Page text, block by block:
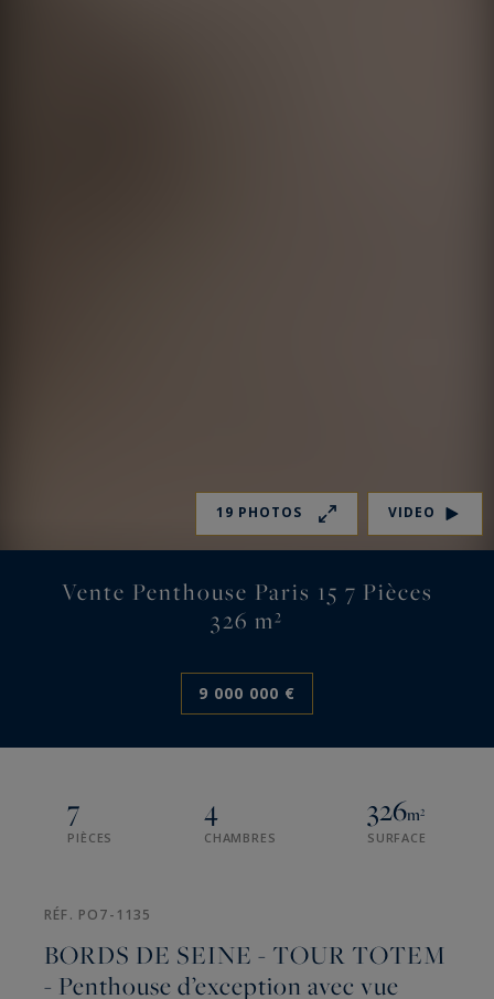
19 PHOTOS VIDEO
Vente Penthouse Paris 15 7 Pièces
326 m²
9 000 000 €
7
PIÈCES
4
CHAMBRES
326m²
SURFACE
RÉF. PO7-1135
BORDS DE SEINE - TOUR TOTEM
- Penthouse d’exception avec vue